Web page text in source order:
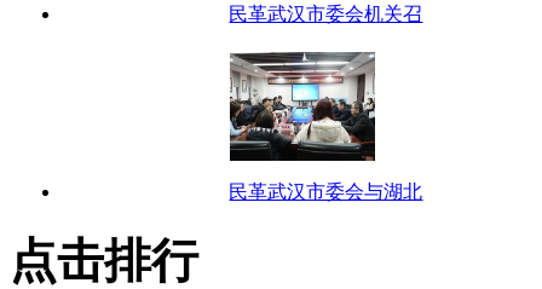
民革武汉市委会机关召
民革武汉市委会与湖北
点击排行